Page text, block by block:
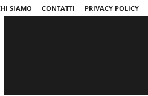
SIAMO CONTATTI PRIVACY POLICY